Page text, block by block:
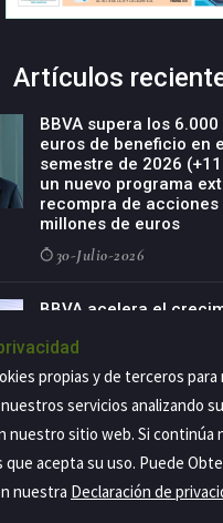
Artículos
BBVA supera los
euros de beneficio en
semestre de 2026
un nuevo programa
recompra de acciones
millones de euros
30-Julio-2026
BBVA acelera el
de especialización
países
29-Julio-2026
Estrategia
propias y de terceros para
servicios analizando
nuestro sitio web. Si continúa
que acepta su uso. Puede
nuestra Declaración de